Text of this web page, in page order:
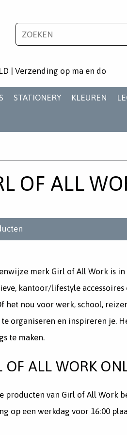
| Verzending op ma en do
STATIONERY KLEUREN
OF ALL
merk Girl of All Work is
kantoor/lifestyle
het nou voor werk, school,
organiseren en inspireren je.
te maken.
OF ALL WORK
producten van Girl of All Work
op een werkdag voor 16:00
Wil je als eerste op de hoogste
nieuws en
AANMELDEN